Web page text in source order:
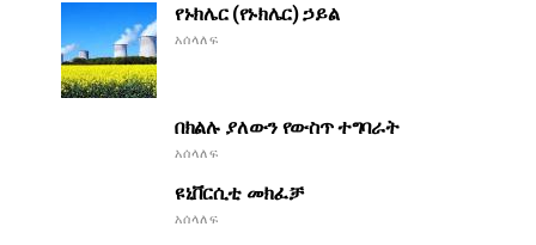
የኑክሌር (የኑክሌር) ኃይል
አሰላለፍ
በክልሉ ያለውን የውስጥ ተግባራት
አሰላለፍ
ዩኒቨርሲቲ መክፈቻ
አሰላለፍ